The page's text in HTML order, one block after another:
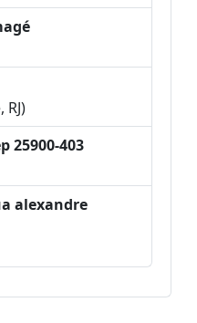
25900-403
alexandre